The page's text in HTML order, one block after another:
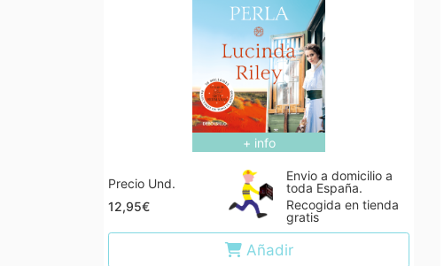
+ info
Precio Und.
12,95€
Envio a domicilio a
toda España.
Recogida en tienda
gratis
Añadir